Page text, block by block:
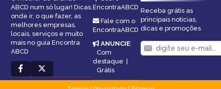
ABCD num só lugar! Dicas,
onde ir, o que fazer, as
melhores empresas,
locais, serviços e muito
mais no guia Encontra
ABCD
EncontraABCD
Fale com o
EncontraABCD
ANUNCIE:
Com
destaque |
Grátis
Receba grátis as
principais notícias,
dicas e promoções